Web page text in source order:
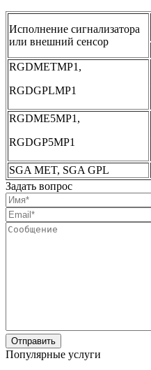
Исполнение сигнализатора
или внешний сенсор
RGDMETMP1,
RGDGPLMP1
RGDME5MP1,
RGDGP5MP1
SGA MET, SGA GPL
Задать вопрос
Популярные услуги